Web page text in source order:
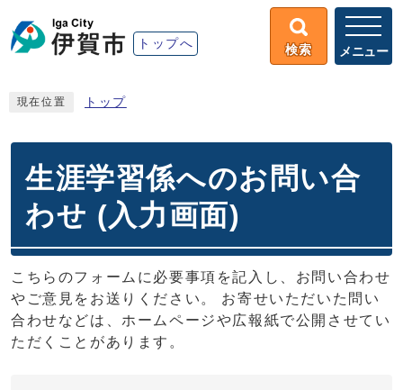
トップへ 検索 メニュー
現在位置 トップ
生涯学習係へのお問い合
わせ (入力画面)
こちらのフォームに必要事項を記入し、お問い合わせ
やご意見をお送りください。 お寄せいただいた問い
合わせなどは、ホームページや広報紙で公開させてい
ただくことがあります。